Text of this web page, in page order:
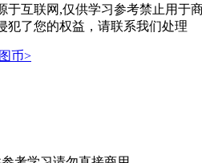
于互联网,仅供学习参考禁止用于商
犯了您的权益，请联系我们处理
币>